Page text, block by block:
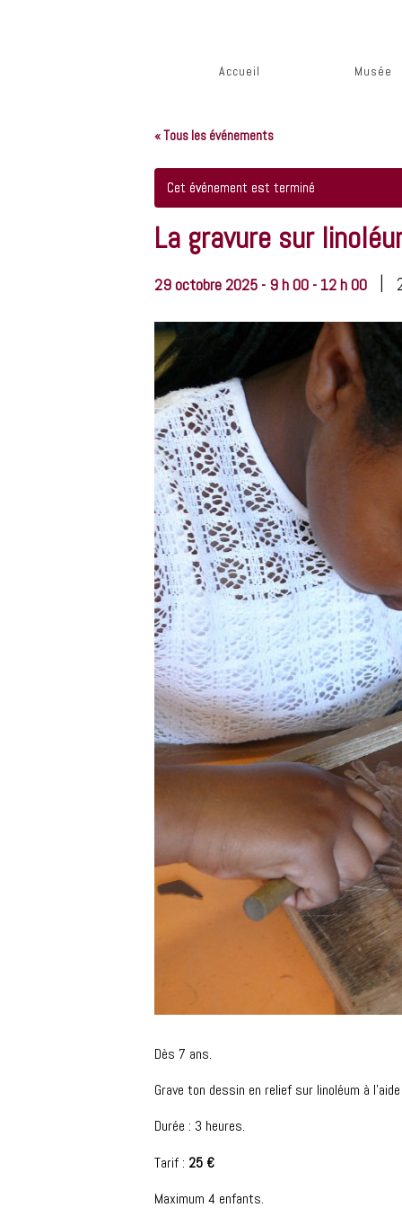
Accueil Musée
« Tous les événements
Cet événement est terminé
La gravure sur
29 octobre 2025 - 9 h 00 - 12 h 00 |
Dès 7 ans.
Grave ton dessin en relief sur linoléum à
Durée : 3 heures.
Tarif : 25 €
Maximum 4 enfants.